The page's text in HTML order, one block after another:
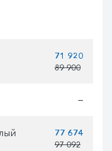
71 920
89 900
—
77 674
97 092